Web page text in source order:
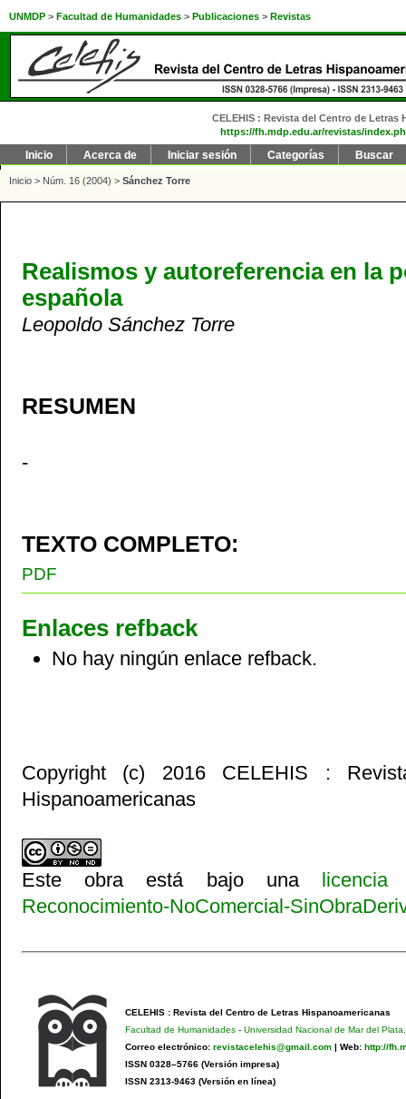
UNMDP > Facultad de Humanidades > Publicaciones > Revistas
CELEHIS : Revista del Centro de
https://fh.mdp.edu.ar/revistas/
Inicio Acerca de Iniciar sesión Categorías Buscar
Inicio > Núm. 16 (2004) > Sánchez Torre
Realismos y autoreferencia en la
española
Leopoldo Sánchez Torre
RESUMEN
-
TEXTO COMPLETO:
PDF
Enlaces refback
No hay ningún enlace refback.
Copyright (c) 2016 CELEHIS :
Hispanoamericanas
Este obra está bajo una
Reconocimiento-NoComercial-
CELEHIS : Revista del Centro de Letras Hispanoamericanas
Facultad de Humanidades- Universidad Nacional de Mar del Plata
Correo electrónico: revistacelehis@gmail.com| Web: http://
ISSN 0328–5766 (Versión impresa)
ISSN 2313-9463 (Versión en línea)